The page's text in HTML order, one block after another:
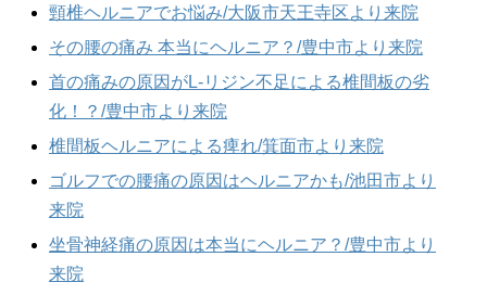
頸椎ヘルニアでお悩み/大阪市天王寺区より来院
その腰の痛み 本当にヘルニア？/豊中市より来院
首の痛みの原因がL-リジン不足による椎間板の劣
化！？/豊中市より来院
椎間板ヘルニアによる痺れ/箕面市より来院
ゴルフでの腰痛の原因はヘルニアかも/池田市より
来院
坐骨神経痛の原因は本当にヘルニア？/豊中市より
来院